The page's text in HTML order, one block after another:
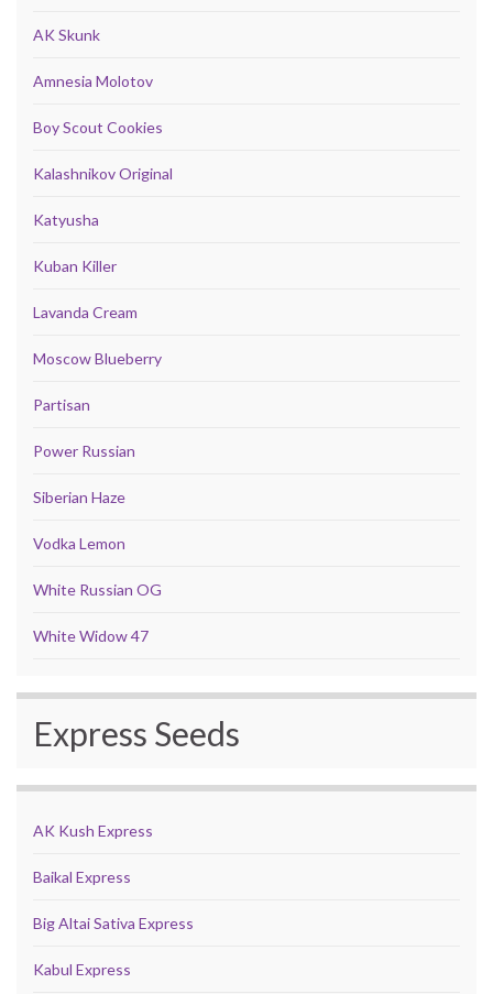
AK Skunk
Amnesia Molotov
Boy Scout Cookies
Kalashnikov Original
Katyusha
Kuban Killer
Lavanda Cream
Moscow Blueberry
Partisan
Power Russian
Siberian Haze
Vodka Lemon
White Russian OG
White Widow 47
Express Seeds
AK Kush Express
Baikal Express
Big Altai Sativa Express
Kabul Express